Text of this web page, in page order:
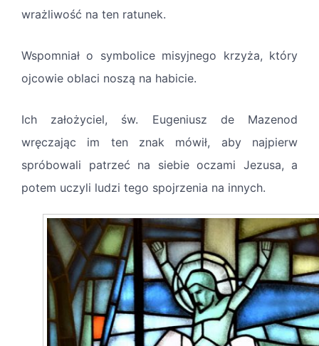
wrażliwość na ten ratunek.
Wspomniał o symbolice misyjnego krzyża, który
ojcowie oblaci noszą na habicie.
Ich założyciel, św. Eugeniusz de Mazenod
wręczając im ten znak mówił, aby najpierw
spróbowali patrzeć na siebie oczami Jezusa, a
potem uczyli ludzi tego spojrzenia na innych.